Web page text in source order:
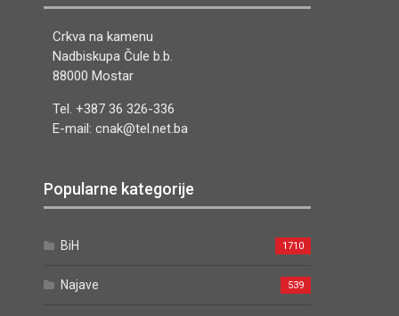
Crkva na kamenu
Nadbiskupa Čule b.b.
88000 Mostar
Tel. +387 36 326-336
E-mail: cnak@tel.net.ba
Popularne kategorije
BiH 1710
Najave 539